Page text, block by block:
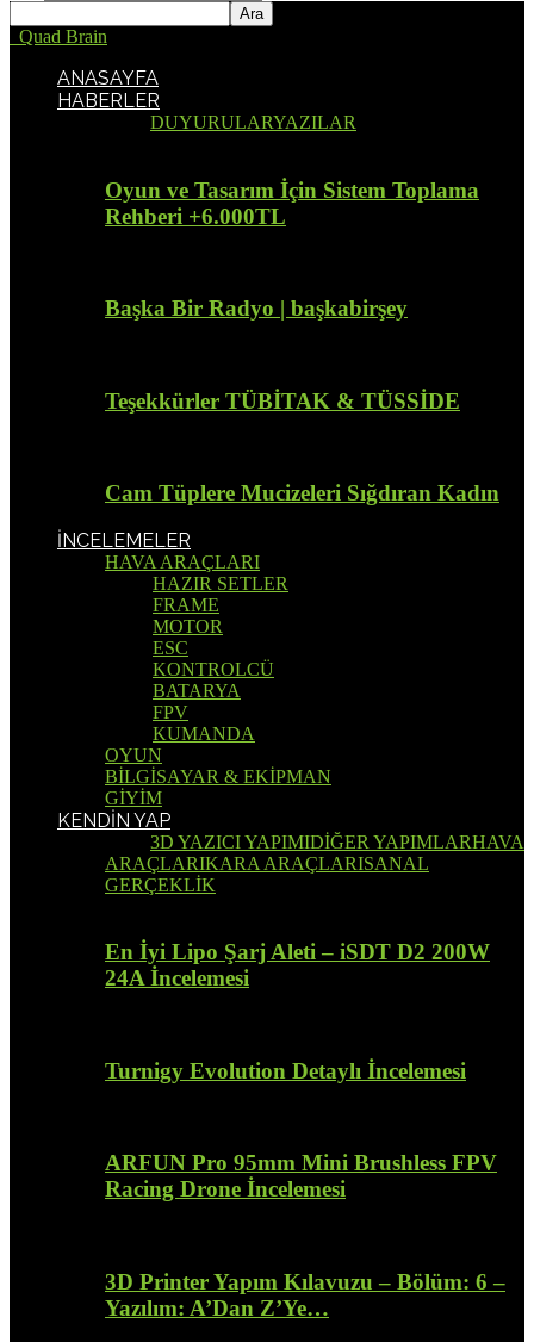
Quad Brain
ANASAYFA
HABERLER
DUYURULARYAZILAR
Oyun ve Tasarım İçin Sistem Toplama
Rehberi +6.000TL
Başka Bir Radyo | başkabirşey
Teşekkürler TÜBİTAK & TÜSSİDE
Cam Tüplere Mucizeleri Sığdıran Kadın
İNCELEMELER
HAVA ARAÇLARI
HAZIR SETLER
FRAME
MOTOR
ESC
KONTROLCÜ
BATARYA
FPV
KUMANDA
OYUN
BİLGİSAYAR & EKİPMAN
GİYİM
KENDİN YAP
3D YAZICI YAPIMIDİĞER YAPIMLARHAVA
ARAÇLARIKARA ARAÇLARISANAL
GERÇEKLİK
En İyi Lipo Şarj Aleti – iSDT D2 200W
24A İncelemesi
Turnigy Evolution Detaylı İncelemesi
ARFUN Pro 95mm Mini Brushless FPV
Racing Drone İncelemesi
3D Printer Yapım Kılavuzu – Bölüm: 6 –
Yazılım: A’Dan Z’Ye…